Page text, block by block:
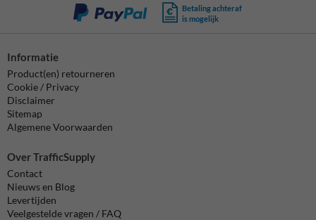
Betaling achteraf
is mogelijk
Informatie
Product(en) retourneren
Cookie / Privacy
Disclaimer
Sitemap
Algemene Voorwaarden
Over TrafficSupply
Contact
Nieuws en Blog
Levertijden
Veelgestelde vragen / FAQ